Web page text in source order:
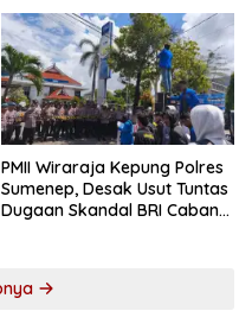
PMII Wiraraja Kepung Polres
Sumenep, Desak Usut Tuntas
Dugaan Skandal BRI Cabang